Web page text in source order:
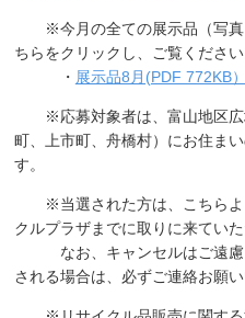
※今月の全ての展示品（写真
ちらをクリックし、ご覧ください
・ 展示品8月(PDF 772KB）
※応募対象者は、富山地区広
町、上市町、舟橋村）にお住ま
す。
※当選された方は、こちらよ
クルプラザまでに取りに来てい
なお、キャンセルはご遠慮
される場合は、必ずご連絡お願い